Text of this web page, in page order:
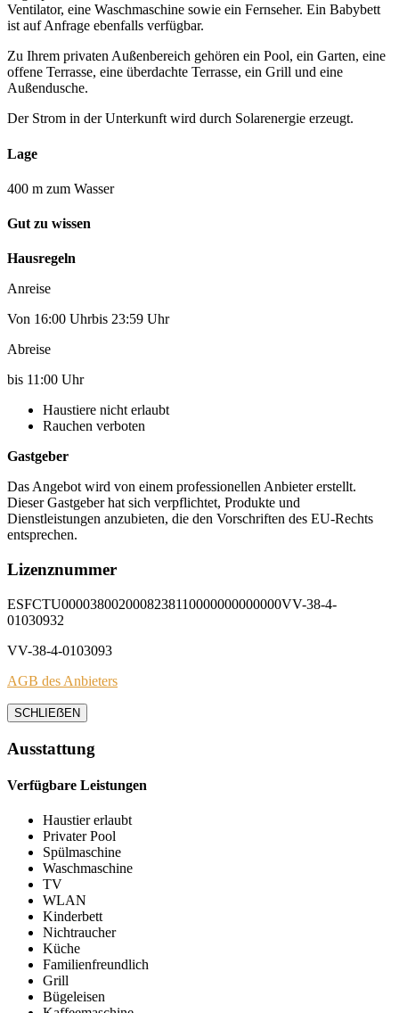
Ventilator, eine Waschmaschine sowie ein Fernseher. Ein Babybett
ist auf Anfrage ebenfalls verfügbar.
Zu Ihrem privaten Außenbereich gehören ein Pool, ein Garten, eine
offene Terrasse, eine überdachte Terrasse, ein Grill und eine
Außendusche.
Der Strom in der Unterkunft wird durch Solarenergie erzeugt.
Lage
400 m zum Wasser
Gut zu wissen
Hausregeln
Anreise
Von 16:00 Uhrbis 23:59 Uhr
Abreise
bis 11:00 Uhr
Haustiere nicht erlaubt
Rauchen verboten
Gastgeber
Das Angebot wird von einem professionellen Anbieter erstellt.
Dieser Gastgeber hat sich verpflichtet, Produkte und
Dienstleistungen anzubieten, die den Vorschriften des EU-Rechts
entsprechen.
Lizenznummer
ESFCTU0000380020008238110000000000000VV-38-4-
01030932
VV-38-4-0103093
AGB des Anbieters
SCHLIEẞEN
Ausstattung
Verfügbare Leistungen
Haustier erlaubt
Privater Pool
Spülmaschine
Waschmaschine
TV
WLAN
Kinderbett
Nichtraucher
Küche
Familienfreundlich
Grill
Bügeleisen